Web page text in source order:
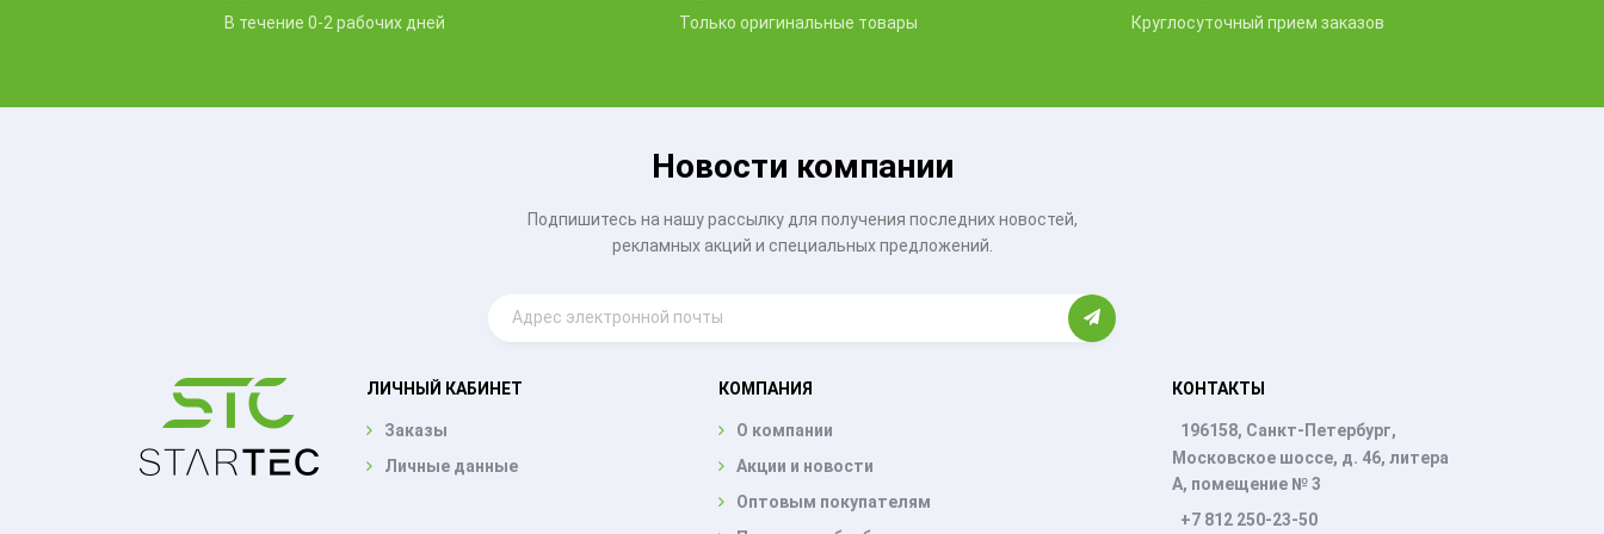
В течение 0-2 рабочих дней Только оригинальные товары Круглосуточный прием заказов
Новости компании
Подпишитесь на нашу рассылку для получения последних новостей,
рекламных акций и специальных предложений.
ЛИЧНЫЙ КАБИНЕТ
Заказы
Личные данные
КОМПАНИЯ
О компании
Акции и новости
Оптовым покупателям
КОНТАКТЫ
196158, Санкт-Петербург,
Московское шоссе, д. 46, литера
А, помещение № 3
+7 812 250-23-50